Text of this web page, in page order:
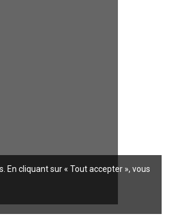
En cliquant sur « Tout accepter », vous